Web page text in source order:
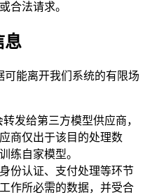
合法请求。
息
能离开我们系统的有限场
发给第三方模型供应商，
商仅出于该目的处理数
练自家模型。
份认证、支付处理等环节
作所必需的数据，并受合